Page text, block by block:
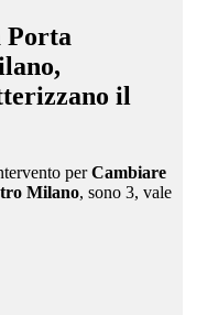
Porta
,
il
perCambiare
Milano, sono 3, vale